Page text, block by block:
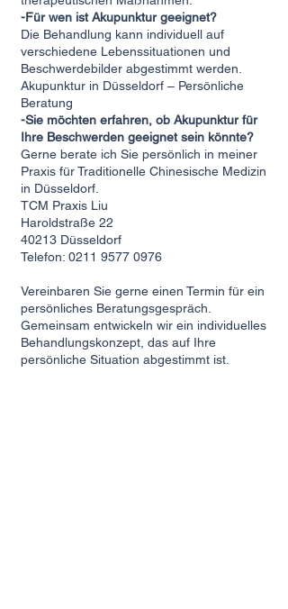
-Für wen ist Akupunktur geeignet?
Die Behandlung kann individuell auf
verschiedene Lebenssituationen und
Beschwerdebilder abgestimmt werden.
Akupunktur in Düsseldorf – Persönliche
Beratung
-Sie möchten erfahren, ob Akupunktur für
Ihre Beschwerden geeignet sein könnte?
Gerne berate ich Sie persönlich in meiner
Praxis für Traditionelle Chinesische Medizin
in Düsseldorf.
TCM Praxis Liu
Haroldstraße 22
40213 Düsseldorf
Telefon: 0211 9577 0976
Vereinbaren Sie gerne einen Termin für ein
persönliches Beratungsgespräch.
Gemeinsam entwickeln wir ein individuelles
Behandlungskonzept, das auf Ihre
persönliche Situation abgestimmt ist.